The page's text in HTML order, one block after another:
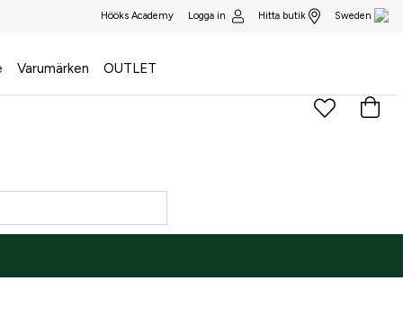
Hööks Academy Logga in Hitta butik Sweden
Varumärken OUTLET